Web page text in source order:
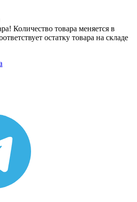
Количество товара меняется в
остатку товара на складе